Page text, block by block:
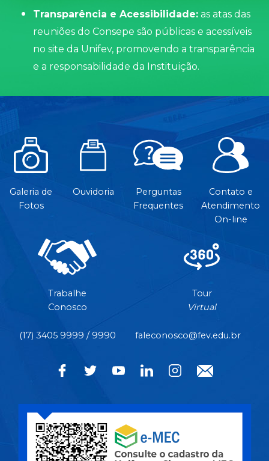
Transparência e Acessibilidade: as atas das
reuniões do Consepe são públicas e acessíveis
no site da Unifev, promovendo a transparência
e a responsabilidade da Instituição.
Galeria de
Fotos
Ouvidoria
Perguntas
Frequentes
Contato e
Atendimento
On-line
Trabalhe
Conosco
Tour
Virtual
(17) 3405 9999 / 9990 faleconosco@fev.edu.br